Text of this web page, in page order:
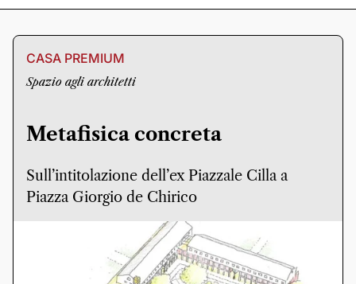
CASA PREMIUM
Spazio agli architetti
Metafisica concreta
Sull’intitolazione dell’ex Piazzale Cilla a
Piazza Giorgio de Chirico